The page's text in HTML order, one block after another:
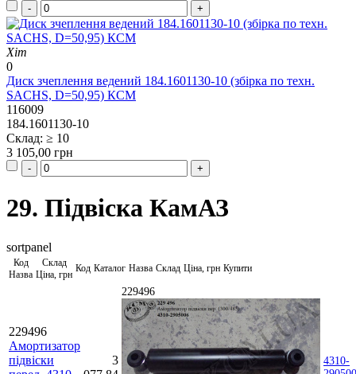
Хіт
0
Диск зчеплення ведений 184.1601130-10 (збірка по техн.
SACHS, D=50,95) КСМ
116009
184.1601130-10
Склад: ≥ 10
3 105,00 грн
29. Підвіска КамАЗ
sortpanel
Код
Назва
Склад
Ціна, грн
Код Каталог Назва Склад Ціна, грн Купити
229496
Амортизатор
підвіски
3
229496
4310-